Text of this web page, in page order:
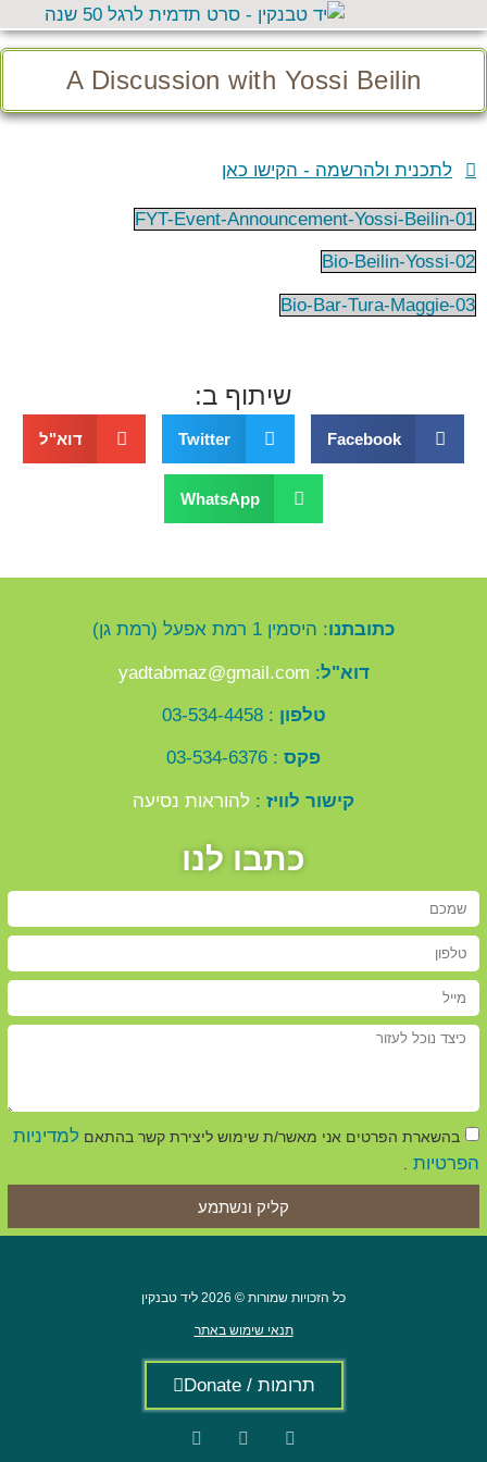
A Discussion with Yossi Beilin
לתכנית ולהרשמה - הקישו כאן
01-FYT-Event-Announcement-Yossi-Beilin
02-Bio-Beilin-Yossi
03-Bio-Bar-Tura-Maggie
שיתוף ב:
Facebook
Twitter דוא"ל
WhatsApp
כתובתנו: היסמין 1 רמת אפעל (רמת גן)
דוא"ל:
טלפון : 03-534-4458
פקס : 03-534-6376
קישור לוויז : להוראות נסיעה
כתבו לנו
בהשארת הפרטים אני מאשר/ת שימוש ליצירת קשר בהתאם למדיניות
הפרטיות .
קליק ונשתמע
כל הזכויות שמורות © 2026 ליד טבנקין
תנאי שימוש באתר
תרומות / Donate